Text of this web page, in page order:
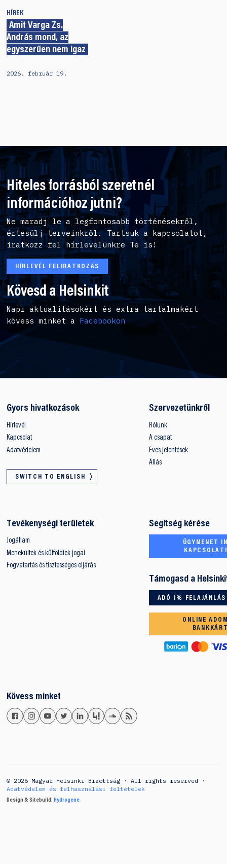
HÍREK
Amit Varga Zs.
András mond, az
egyszerűen nem igaz
2026. február 19.
Hiteles forrásból szeretnél
információhoz jutni?
Ne maradj le a legfontosabb történésekről,
értesülj terveinkről. Tartsuk a kapcsolatot,
iratkozz fel hírlevelünkre Te is!
HÍRLEVÉL FELIRATKOZÁS
Kövesd a Helsinkit
Napi aktualitásokért és extra tartalmakért
kövess minket a Facebookon
Gyors hivatkozások
Hírlevél
Kapcsolat
Adatvédelem
SWITCH TO ENGLISH
Szervezetünkről
Rólunk
A csapat
Éves jelentések
Állás
Tevékenységi területek
Jogállam
Menekültek és külföldiek jogai
Fogvatartás és tisztességes eljárás
Segítség kérése
ÜGYMENET
Támogasd a
ADÓ 1% FELAJÁNLÁS
ONLINE
Kövess minket
© 2026 Magyar Helsinki Bizottság · All rights reserved ·
Adatvédelem és felhasználási feltételek
Design & Sitebuild: Hydrogene